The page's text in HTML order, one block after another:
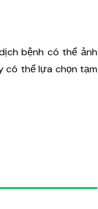
bệnh có thể ảnh
có thể lựa chọn tạm